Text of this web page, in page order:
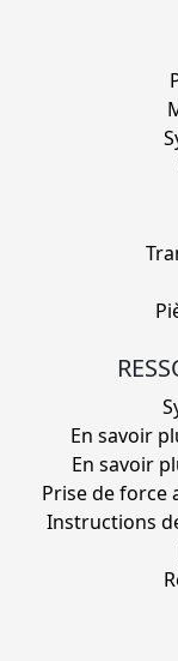
En savoir
En savoir
Prise de force
Instructions